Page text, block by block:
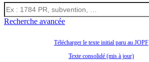
Recherche avancée
Télécharger le texte initial paru au JOPF
Texte consolidé (mis à jour)